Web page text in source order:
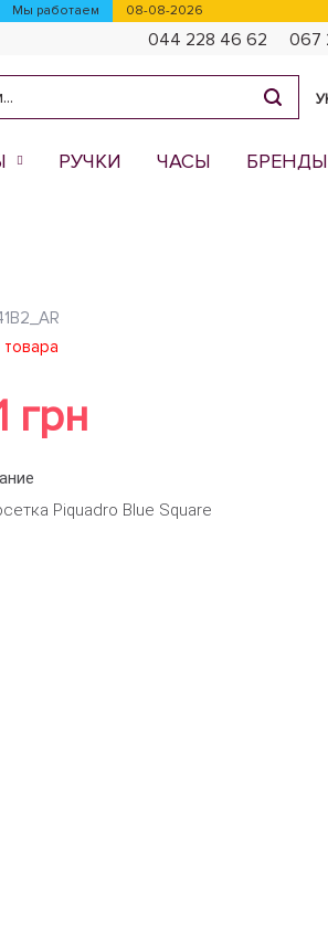
Мы работаем 08-08-2026
044 228 46 62 067
РУЧКИ ЧАСЫ БРЕНДЫ
грн
Piquadro Blue Square